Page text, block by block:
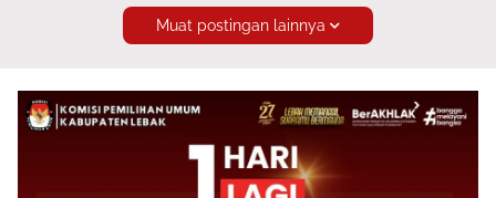
Muat postingan lainnya